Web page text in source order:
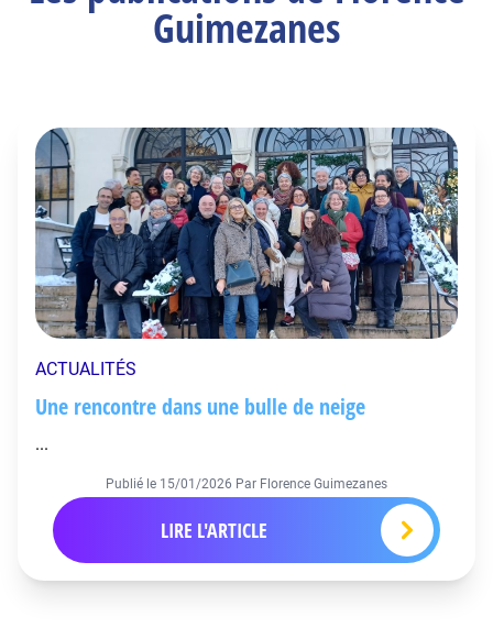
Guimezanes
ACTUALITÉS
Une rencontre dans une bulle de neige
...
Publié le 15/01/2026 Par Florence Guimezanes
LIRE L'ARTICLE